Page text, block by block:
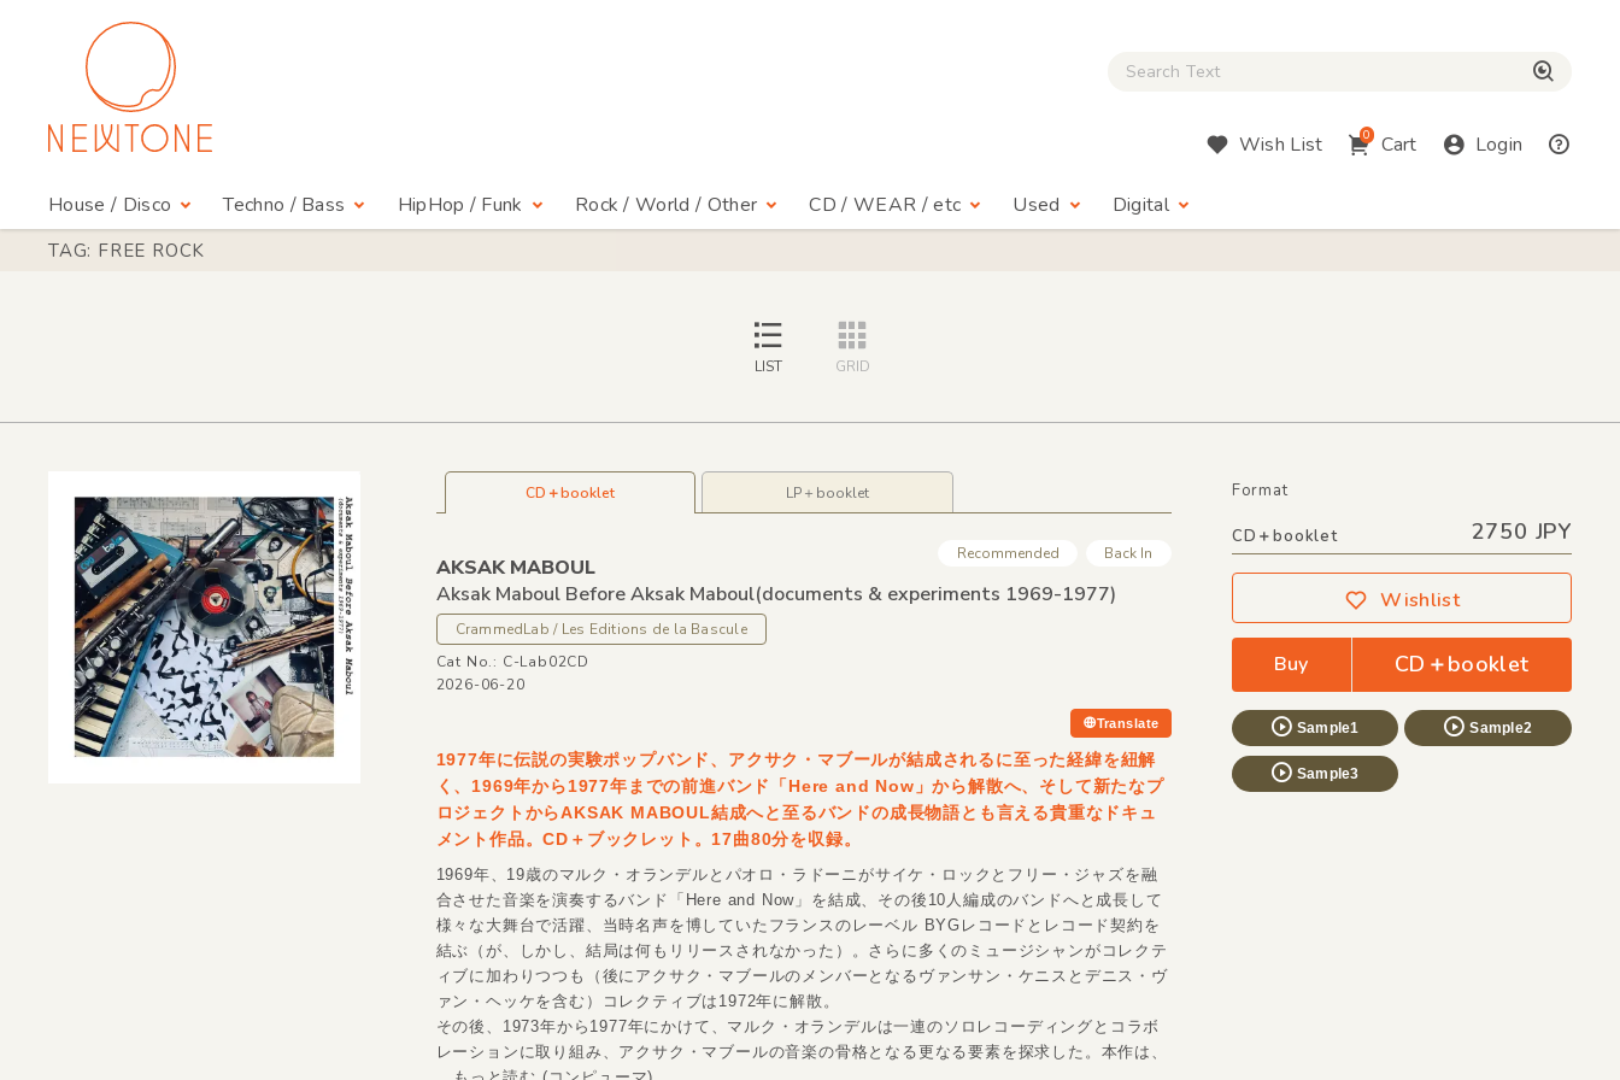
Close Search box
Wish List 0 Cart Login
House / Disco Techno / Bass HipHop / Funk Rock / World / Other CD / WEAR / etc Used Digital
TAG: FREE ROCK
LIST GRID
CD＋booklet LP＋booklet
Recommended Back In
AKSAK MABOUL
Aksak Maboul Before Aksak Maboul(documents &experiments 1969-1977)
CrammedLab / Les Editions de la Bascule
Cat No.: C-Lab02CD
2026-06-20
Translate
Format
CD＋booklet 2750 JPY
Wishlist
Buy CD＋booklet
Sample1 Sample2
Sample3
1977年に伝説の実験ポップバンド、アクサク・マブールが結成されるに至った経緯を紐解
く、1969年から1977年までの前進バンド「Here and Now」から解散へ、そして新たなプ
ロジェクトからAKSAK MABOUL結成へと至るバンドの成長物語とも言える貴重なドキュ
メント作品。CD＋ブックレット。17曲80分を収録。
1969年、19歳のマルク・オランデルとパオロ・ラドーニがサイケ・ロックとフリー・ジャズを融
合させた音楽を演奏するバンド「Here and Now」を結成、その後10人編成のバンドへと成長して
様々な大舞台で活躍、当時名声を博していたフランスのレーベル BYGレコードとレコード契約を
結ぶ（が、しかし、結局は何もリリースされなかった）。さらに多くのミュージシャンがコレクテ
ィブに加わりつつも（後にアクサク・マブールのメンバーとなるヴァンサン・ケニスとデニス・ヴ
ァン・ヘッケを含む）コレクティブは1972年に解散。
その後、1973年から1977年にかけて、マルク・オランデルは一連のソロレコーディングとコラボ
レーションに取り組み、アクサク・マブールの音楽の骨格となる更なる要素を探求した。本作は、